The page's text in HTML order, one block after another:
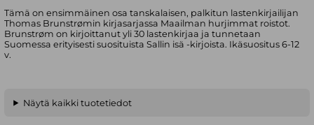
Tämä on ensimmäinen osa tanskalaisen, palkitun lastenkirjailijan
Thomas Brunstrømin kirjasarjassa Maailman hurjimmat roistot.
Brunstrøm on kirjoittanut yli 30 lastenkirjaa ja tunnetaan
Suomessa erityisesti suosituista Sallin isä -kirjoista. Ikäsuositus 6-12
v.
Näytä kaikki tuotetiedot